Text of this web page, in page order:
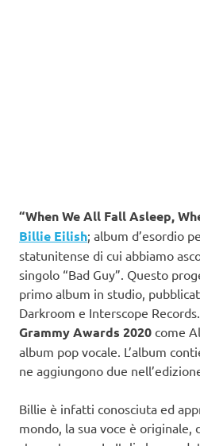
“When We All Fall Asleep,
Billie Eilish; album d’esordio
statunitense di cui abbiamo
singolo “Bad Guy”. Questo
primo album in studio,
Darkroom e Interscope
Grammy Awards 2020 come
album pop vocale. L’album
ne aggiungono due
Billie è infatti conosciuta ed
mondo, la sua voce è originale,